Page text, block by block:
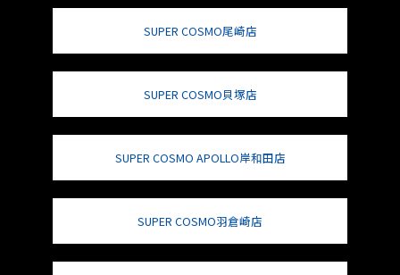
SUPER COSMO尾崎店
SUPER COSMO貝塚店
SUPER COSMO APOLLO岸和田店
SUPER COSMO羽倉崎店